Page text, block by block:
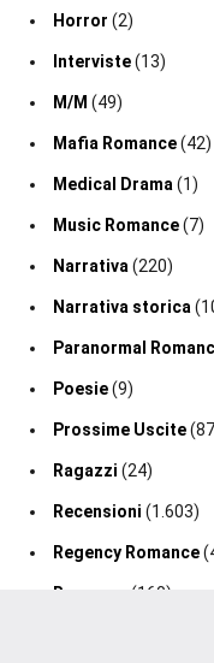
Horror (2)
Interviste(13)
M/M (49)
Mafia Romance(42)
Medical Drama (1)
Music Romance(7)
Narrativa (220)
Narrativa storica
Paranormal
Poesie(9)
Prossime Uscite
Ragazzi (24)
Recensioni (1.603)
Regency Romance
Romance (160)